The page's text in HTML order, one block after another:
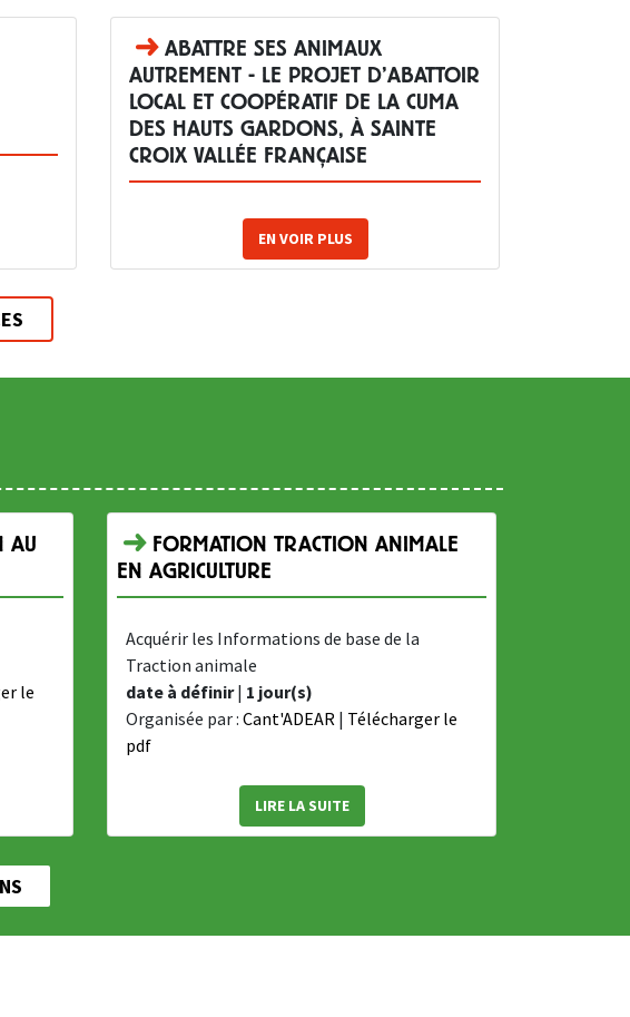
ABATTRE SES ANIMAUX
AUTREMENT - LE PROJET D’ABATTOIR
LOCAL ET COOPÉRATIF DE LA CUMA
DES HAUTS GARDONS, À SAINTE
CROIX VALLÉE FRANÇAISE
EN VOIR PLUS
AU
le
FORMATION TRACTION ANIMALE
EN AGRICULTURE
Acquérir les Informations de base de la
Traction animale
date à définir| 1 jour(s)
Organisée par : Cant'ADEAR | Télécharger le
pdf
LIRE LA SUITE